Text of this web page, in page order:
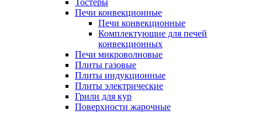
Печи конвекционные
Печи конвекционные
Комплектующие для печей
конвекционных
Печи микроволновые
Плиты газовые
Плиты индукционные
Плиты электрические
Грили для кур
Поверхности жарочные